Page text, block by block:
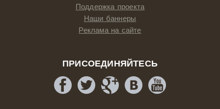
Поддержка проекта
Наши баннеры
Реклама на сайте
ПРИСОЕДИНЯЙТЕСЬ